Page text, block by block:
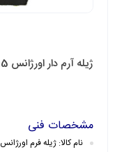
ژیله آرم دار اورژانس 115
مشخصات فنی
نام کالا: ژیله فرم اورژانس